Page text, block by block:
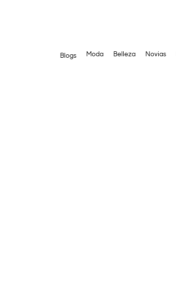
Blogs Moda Belleza Novias